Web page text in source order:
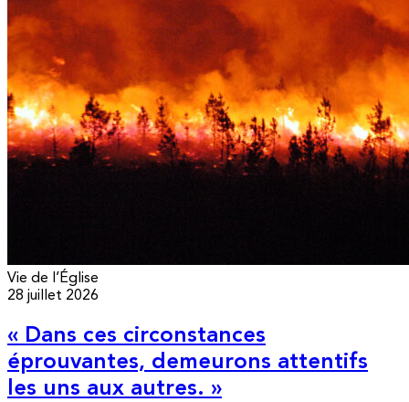
Vie de l’Église
28 juillet 2026
« Dans ces circonstances
éprouvantes, demeurons attentifs
les uns aux autres. »